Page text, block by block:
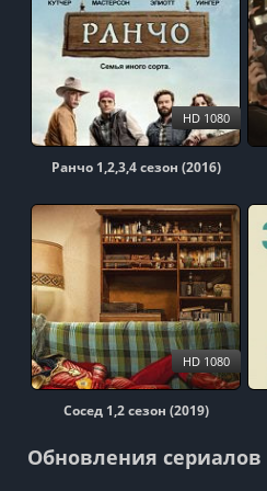
Ранчо 1,2,3,4 сезон (2016)
HD 1080
Сосед 1,2 сезон (2019)
HD 1080
Обновления сериалов